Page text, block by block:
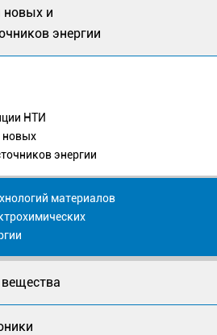
новых и
энергии
НТИ
новых
энергии
материалов